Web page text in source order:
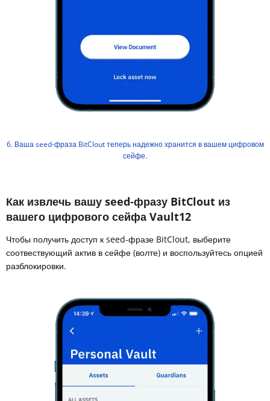
6. Ваша seed-фраза BitClout теперь надежно хранится в вашем цифровом
сейфе.
Как извлечь вашу seed-фразу BitClout из
вашего цифрового сейфа Vault12
Чтобы получить доступ к seed-фразе BitClout, выберите
соотвествующий актив в сейфе (волте) и воспользуйтесь опцией
разблокировки.